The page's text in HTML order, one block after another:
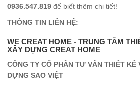
0936.547.819 để biết thêm chi tiết!
THÔNG TIN LIÊN HỆ:
WE CREAT HOME - TRUNG TÂM
XÂY DỰNG CREAT HOME
CÔNG TY CỔ PHẦN TƯ VẤN THIẾT KẾ
DỰNG SAO VIỆT